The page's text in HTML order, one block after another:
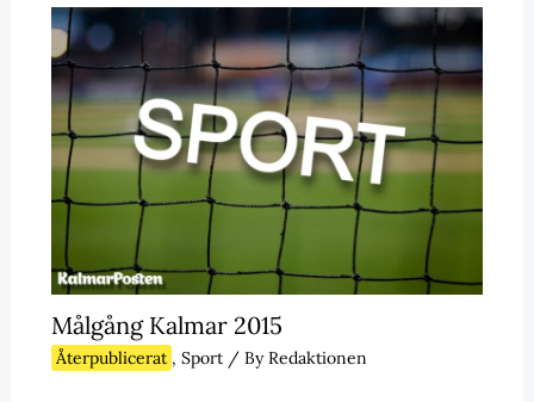
Målgång Kalmar 2015
Återpublicerat , Sport/ ByRedaktionen